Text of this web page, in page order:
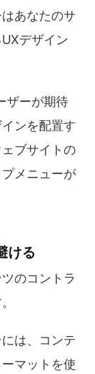
あなたのサ
デザイン
ザーが期待
ンを配置す
ブサイトの
メニューが
ける
のコントラ
は、コンテ
マットを使